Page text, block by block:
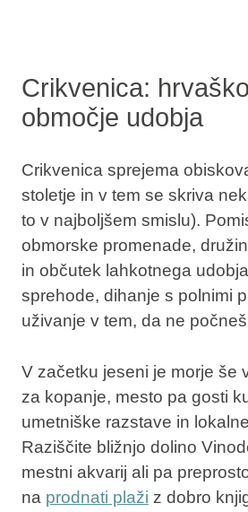
Crikvenica:
območje udobja
Crikvenica sprejema
stoletje in v tem se skriva
to v najboljšem smislu).
obmorske promenade,
in občutek lahkotnega
sprehode, dihanje s polnimi
uživanje v tem, da ne
V začetku jeseni je morje še
za kopanje, mesto pa gosti
umetniške razstave in
Raziščite bližnjo dolino
mestni akvarij ali pa
na prodnati plaži z dobro